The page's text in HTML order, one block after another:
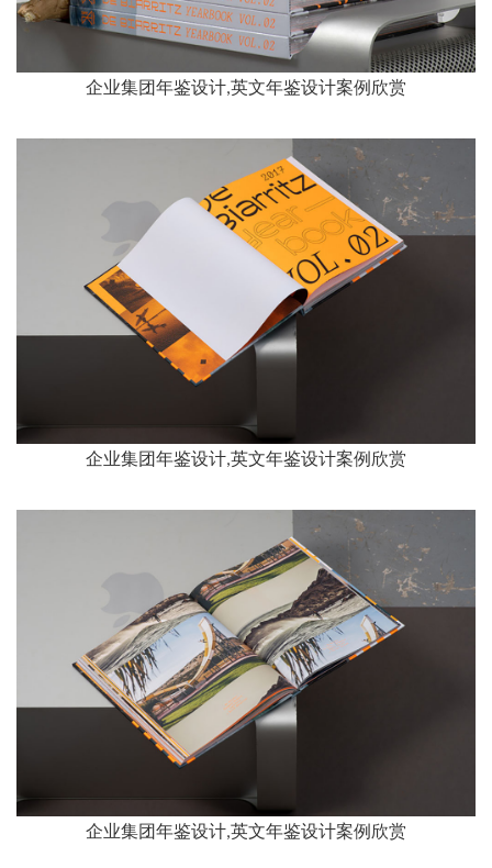
企业集团年鉴设计,英文年鉴设计案例欣赏
企业集团年鉴设计,英文年鉴设计案例欣赏
企业集团年鉴设计,英文年鉴设计案例欣赏